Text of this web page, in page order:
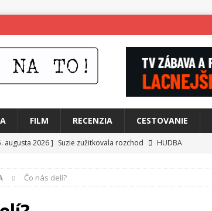
FILM RECENZIA CESTOVANIE
augusta 2026 ] Suzie zužitkovala rozchod
HUDBA
augusta 2026 ] Para vydáva unikátny akustický koncert
augusta 2026 ]
Čo nás delí?